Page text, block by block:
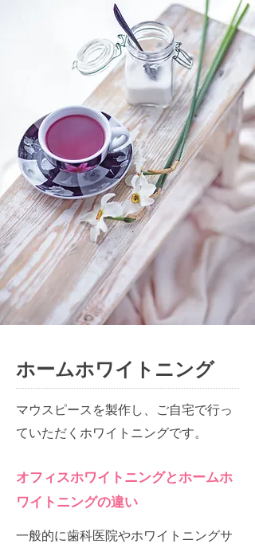
ホームホワイトニング
マウスピースを製作し、ご自宅で行っ
ていただくホワイトニングです。
オフィスホワイトニングとホームホ
ワイトニングの違い
一般的に歯科医院やホワイトニングサ